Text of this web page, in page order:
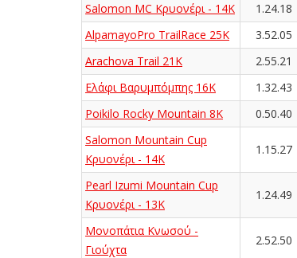
Salomon MC Κρυονέρι - 14K
1.24.18
AlpamayoPro TrailRace 25K
3.52.05
Arachova Trail 21K
2.55.21
Ελάφι Βαρυμπόμπης 16K
1.32.43
Poikilo Rocky Mountain 8K
0.50.40
Salomon Mountain Cup
Κρυονέρι - 14K
1.15.27
Pearl Izumi Mountain Cup
Κρυονέρι - 13K
1.24.49
Μονοπάτια Κνωσού -
Γιούχτα
2.52.50